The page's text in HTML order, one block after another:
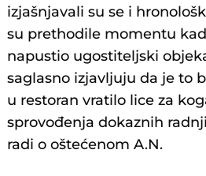
izjašnjavali su se i
su prethodile momentu
napustio ugostiteljski
saglasno izjavljuju da je to
u restoran vratilo lice za
sprovođenja dokaznih
radi o oštećenom A.N.